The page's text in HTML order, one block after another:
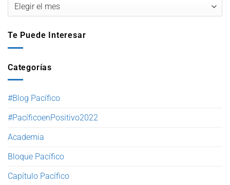
Te Puede Interesar
Categorías
#Blog Pacífico
#PacíficoenPositivo2022
Academia
Bloque Pacífico
Capítulo Pacífico